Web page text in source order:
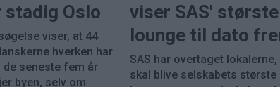
stadig Oslo
viser, at 44
hverken har
de seneste fem år
byen, selv om
viser SAS' største
lounge til dato
SAS har overtaget
skal blive selskabets største